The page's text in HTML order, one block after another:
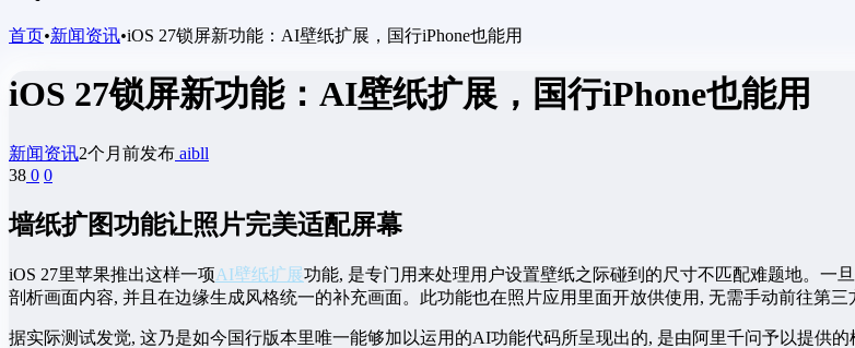
首页•新闻资讯•iOS 27锁屏新功能：AI壁纸扩展，国行iPhone也能用
iOS 27锁屏新功能：AI壁纸扩展，国行iPhone也能用
新闻资讯2个月前发布 aibll
38 0 0
墙纸扩图功能让照片完美适配屏幕
iOS 27里苹果推出这样一项AI壁纸扩展功能, 是专门用来处理用户设置壁纸之际碰到的尺寸不匹配难题地。一
剖析画面内容, 并且在边缘生成风格统一的补充画面。此功能也在照片应用里面开放供使用, 无需手动前往第三
据实际测试发觉, 这乃是如今国行版本里唯一能够加以运用的AI功能代码所呈现出的, 是由阿里千问予以提供